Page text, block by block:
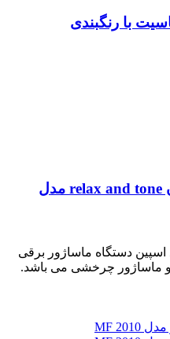
با رنگبندی
ماساژور برقی ریلکس اند تون relax and tone مدل
دستگاه ماساژور برقی
ماساژور چرخشی می باشد.